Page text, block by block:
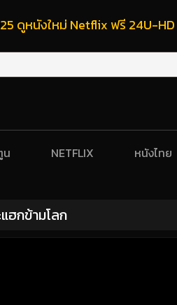
ดูหนังใหม่ Netflix ฟรี 24U-HD
น NETFLIX หนังไทย
ฮกข้ามโลก